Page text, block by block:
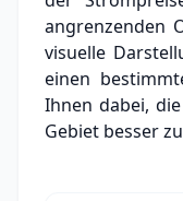
angrenzenden
visuelle
einen
Ihnen dabei,
Gebiet besser